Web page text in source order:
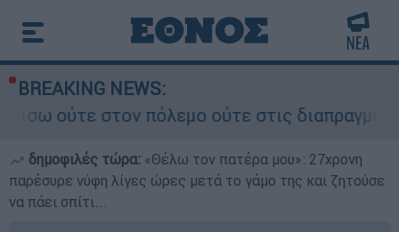
BREAKING NEWS:
πόλεμο ούτε στις διαπραγματεύσεις» - Οι
δημοφιλές τώρα: «Θέλω τον πατέρα μου»: 27χρονη
παρέσυρε νύφη λίγες ώρες μετά το γάμο της και ζητούσε
να πάει σπίτι...